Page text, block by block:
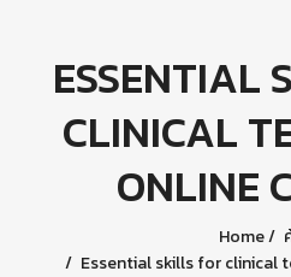
ESSENTIAL
CLINICAL
ONLINE
Home
Essential skills for clinical